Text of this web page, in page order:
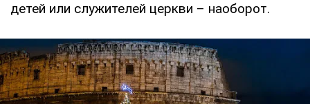
детей или служителей церкви – наоборот.